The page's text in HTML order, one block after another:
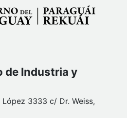
de Industria y
López 3333 c/ Dr. Weiss,